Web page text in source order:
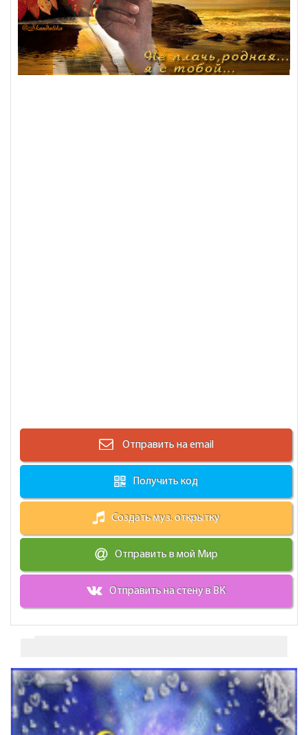
Отправить на email
Получить код
Создать муз. открытку
Отправить в мой Мир
Отправить на стену в ВК